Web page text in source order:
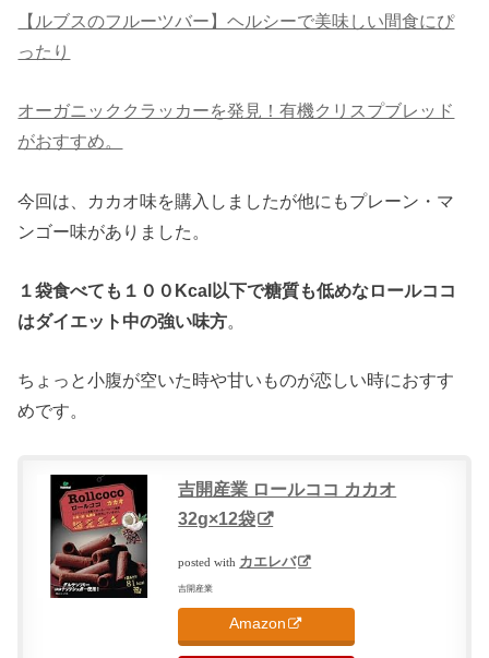
【ルブスのフルーツバー】ヘルシーで美味しい間食にぴ
ったり
オーガニッククラッカーを発見！有機クリスプブレッド
がおすすめ。
今回は、カカオ味を購入しましたが他にもプレーン・マ
ンゴー味がありました。
１袋食べても１００Kcal以下で糖質も低めなロールココ
はダイエット中の強い味方。
ちょっと小腹が空いた時や甘いものが恋しい時におすす
めです。
吉開産業 ロールココ カカオ
32g×12袋
posted with カエレバ
吉開産業
Amazon